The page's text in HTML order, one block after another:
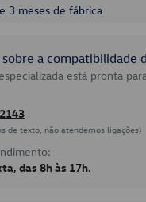
3 meses de fábrica
sobre a compatibilidade
está pronta
de texto, não atendemos ligações)
das 8h às 17h.